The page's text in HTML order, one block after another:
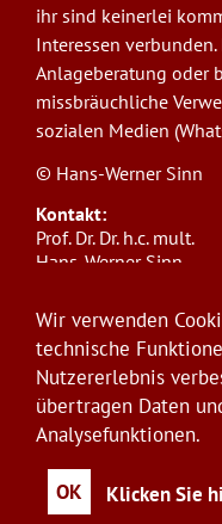
ihr sind keinerlei
Interessen
Anlageberatung oder
missbräuchliche
sozialen Medien
© Hans-Werner Sinn
Kontakt:
Prof. Dr. Dr. h.c. mult.
Hans-Werner Sinn,
ifo Institut
Poschingerstr. 5,
Telefon: +49(0)89/
E-Mail:sinn@ifo.de
User
account
menu
Anmelden
Wir verwenden
technische
Nutzererlebnis
übertragen Daten
Analysefunktionen.
OK Klicken Sie